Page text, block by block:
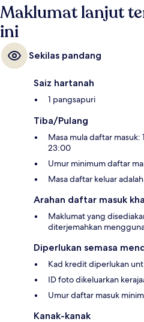
Maklumat lanjut
ini
Sekilas pandang
Saiz hartanah
1 pangsapuri
Tiba/Pulang
Masa mula daftar
23:00
Umur minimum daftar
Masa daftar keluar
Arahan daftar masuk
Maklumat yang
diterjemahkan
Diperlukan semasa
Kad kredit diperlukan
ID foto dikeluarkan
Umur daftar masuk
Kanak-kanak